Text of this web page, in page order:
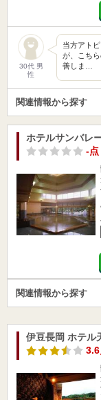
30代 男
性
当方アト
が、こち
善しま…
関連情報から探す
ホテルサンバレ
-点
関連情報から探す
伊豆長岡 ホテル
3.6